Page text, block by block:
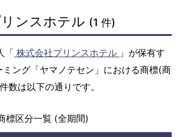
ンスホテル (1 件)
「 株式会社プリンスホテル 」が保有す
ング「ヤマノテセン」における商標(商
数は以下の通りです。
標区分一覧 (全期間)